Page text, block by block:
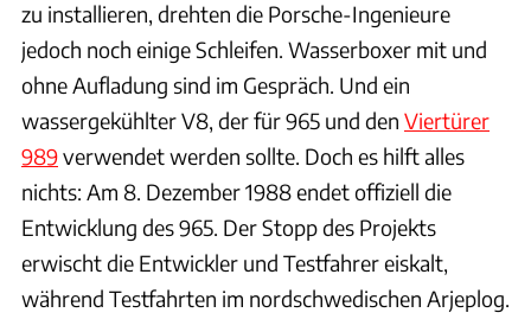
zu installieren, drehten die Porsche-Ingenieure
jedoch noch einige Schleifen. Wasserboxer mit und
ohne Aufladung sind im Gespräch. Und ein
wassergekühlter V8, der für 965 und den Viertürer
989verwendet werden sollte. Doch es hilft alles
nichts: Am 8. Dezember 1988 endet offiziell die
Entwicklung des 965. Der Stopp des Projekts
erwischt die Entwickler und Testfahrer eiskalt,
während Testfahrten im nordschwedischen Arjeplog.